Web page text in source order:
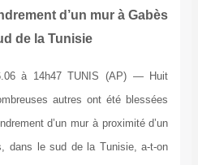
d’un mur à Gabès
de la Tunisie
à 14h47 TUNIS (AP) — Huit
autres ont été blessées
d’un mur à proximité d’un
dans le sud de la Tunisie, a-t-on